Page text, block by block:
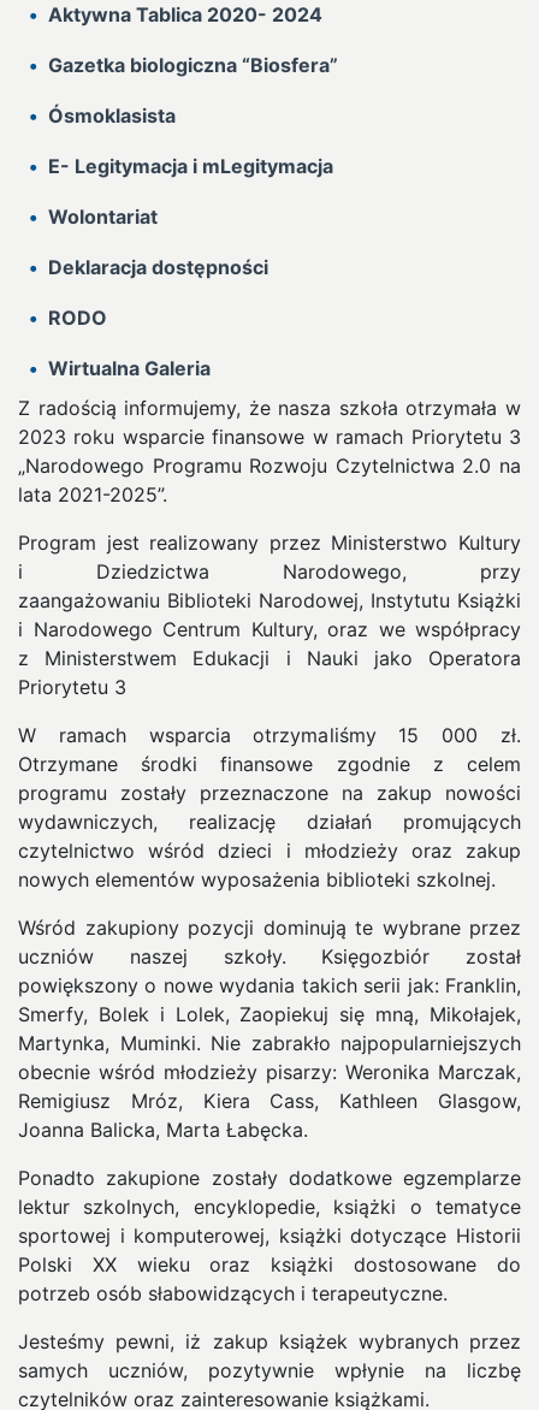
Aktywna Tablica 2020- 2024
Gazetka biologiczna “Biosfera”
Ósmoklasista
E- Legitymacja i mLegitymacja
Wolontariat
Deklaracja dostępności
RODO
Wirtualna Galeria
Z radością informujemy, że nasza szkoła otrzymała w
2023 roku wsparcie finansowe w ramach Priorytetu 3
„Narodowego Programu Rozwoju Czytelnictwa 2.0 na
lata 2021-2025”.
Program jest realizowany przez Ministerstwo Kultury
i Dziedzictwa Narodowego, przy
zaangażowaniu Biblioteki Narodowej, Instytutu Książki
i Narodowego Centrum Kultury, oraz we współpracy
z Ministerstwem Edukacji i Nauki jako Operatora
Priorytetu 3
W ramach wsparcia otrzymaliśmy 15 000 zł.
Otrzymane środki finansowe zgodnie z celem
programu zostały przeznaczone na zakup nowości
wydawniczych, realizację działań promujących
czytelnictwo wśród dzieci i młodzieży oraz zakup
nowych elementów wyposażenia biblioteki szkolnej.
Wśród zakupiony pozycji dominują te wybrane przez
uczniów naszej szkoły. Księgozbiór został
powiększony o nowe wydania takich serii jak: Franklin,
Smerfy, Bolek i Lolek, Zaopiekuj się mną, Mikołajek,
Martynka, Muminki. Nie zabrakło najpopularniejszych
obecnie wśród młodzieży pisarzy: Weronika Marczak,
Remigiusz Mróz, Kiera Cass, Kathleen Glasgow,
Joanna Balicka, Marta Łabęcka.
Ponadto zakupione zostały dodatkowe egzemplarze
lektur szkolnych, encyklopedie, książki o tematyce
sportowej i komputerowej, książki dotyczące Historii
Polski XX wieku oraz książki dostosowane do
potrzeb osób słabowidzących i terapeutyczne.
Jesteśmy pewni, iż zakup książek wybranych przez
samych uczniów, pozytywnie wpłynie na liczbę
czytelników oraz zainteresowanie książkami.